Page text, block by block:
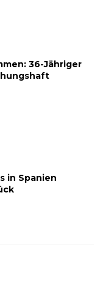
36-Jähriger
in Spanien